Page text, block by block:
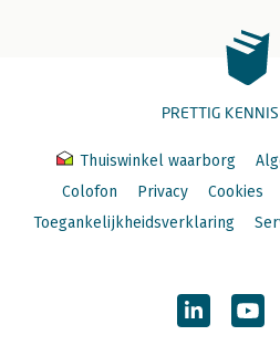
PRETTIG
Thuiswinkel waarborg
Colofon
Privacy Cookies
Toegankelijkheidsverklaring